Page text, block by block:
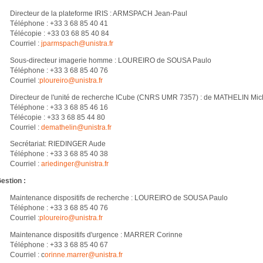
Directeur de la plateforme IRIS : ARMSPACH Jean-Paul
Téléphone : +33 3 68 85 40 41
Télécopie : +33 03 68 85 40 84
Courriel : jparmspach@unistra.fr
Sous-directeur imagerie homme : LOUREIRO de SOUSA Paulo
Téléphone : +33 3 68 85 40 76
Courriel :ploureiro@unistra.fr
Directeur de l'unité de recherche ICube (CNRS UMR 7357) : de MATHELIN
Téléphone : +33 3 68 85 46 16
Télécopie : +33 3 68 85 44 80
Courriel : demathelin@unistra.fr
Secrétariat: RIEDINGER Aude
Téléphone : +33 3 68 85 40 38
Courriel : ariedinger@unistra.fr
:
Maintenance dispositifs de recherche : LOUREIRO de SOUSA Paulo
Téléphone : +33 3 68 85 40 76
Courriel :ploureiro@unistra.fr
Maintenance dispositifs d'urgence : MARRER Corinne
Téléphone : +33 3 68 85 40 67
Courriel : corinne.marrer@unistra.fr